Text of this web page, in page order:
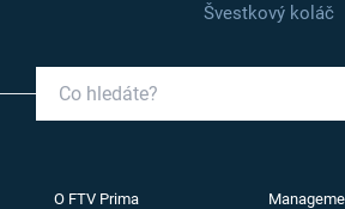
Švestkový koláč
O FTV Prima